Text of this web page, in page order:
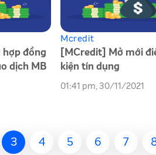
hợp đồng
dịch MB
Mcredit
[MCredit] Mở mới
kiện tín dụng
01:41 pm, 30/11/2021
3 4 5 6 7